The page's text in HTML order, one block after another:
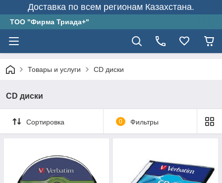
Доставка по всем регионам Казахстана.
ТОО "Фирма Триада+"
Товары и услуги CD диски
CD диски
Сортировка 0 Фильтры